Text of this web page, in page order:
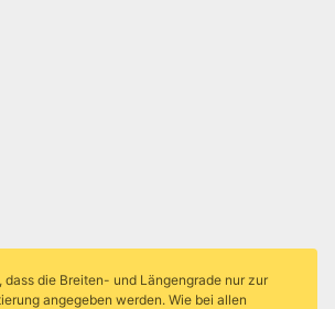
dass die Breiten- und Längengrade nur zur
angegeben werden. Wie bei allen